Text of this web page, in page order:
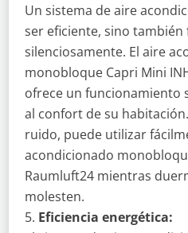
Un sistema de aire
ser eficiente, sino
silenciosamente. El aire
monobloque Capri Mini
ofrece un funcionamiento
al confort de su
ruido, puede utilizar
acondicionado
Raumluft24 mientras
molesten.
Eficiencia energética: